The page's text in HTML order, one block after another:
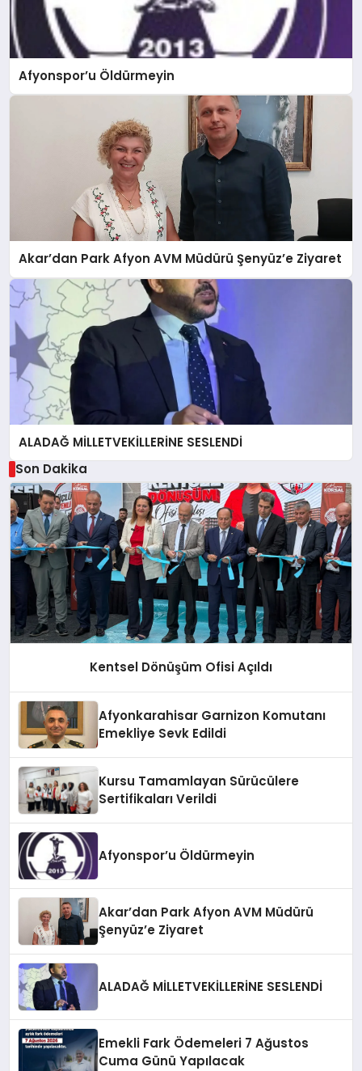
Afyonspor’u Öldürmeyin
Akar’dan Park Afyon AVM Müdürü Şenyüz’e Ziyaret
ALADAĞ MİLLETVEKİLLERİNE SESLENDİ
Son Dakika
Kentsel Dönüşüm Ofisi Açıldı
Afyonkarahisar Garnizon Komutanı
Emekliye Sevk Edildi
Kursu Tamamlayan Sürücülere
Sertifikaları Verildi
Afyonspor’u Öldürmeyin
Akar’dan Park Afyon AVM Müdürü
Şenyüz’e Ziyaret
ALADAĞ MİLLETVEKİLLERİNE SESLENDİ
Emekli Fark Ödemeleri 7 Ağustos
Cuma Günü Yapılacak